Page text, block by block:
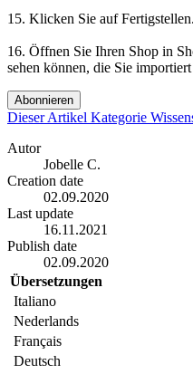
15. Klicken Sie auf Fertigstellen.
16. Öffnen Sie Ihren Shop in
sehen können, die Sie importiert
Abonnieren
Dieser Artikel Kategorie
Autor
Jobelle C.
Creation date
02.09.2020
Last update
16.11.2021
Publish date
02.09.2020
Übersetzungen
Italiano
Nederlands
Français
Deutsch